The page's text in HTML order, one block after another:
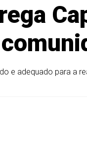
e adequado para a